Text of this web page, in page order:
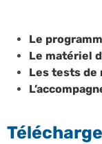
Le
Le matériel
Les tests de